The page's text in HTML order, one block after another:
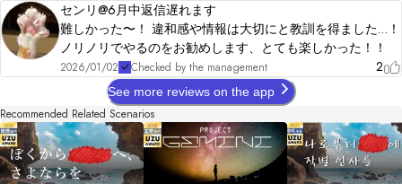
センリ@6月中返信遅れます
難しかった〜！ 違和感や情報は大切にと教訓を得ました…！
ノリノリでやるのをお勧めします、とても楽しかった！！
2026/01/02 Checked by the management 2
See more reviews on the app
Recommended Related Scenarios